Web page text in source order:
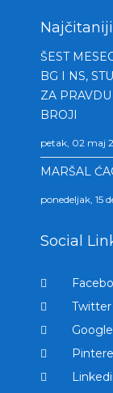
Najčitaniji
ŠEST
BG I NS,
ZA
BROJI
petak, 02 maj
MARŠAL
ponedeljak, 15
Social
Twitter